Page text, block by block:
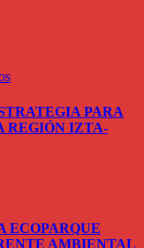
PARA
REGIÓN IZTA-
ECOPARQUE
AMBIENTAL